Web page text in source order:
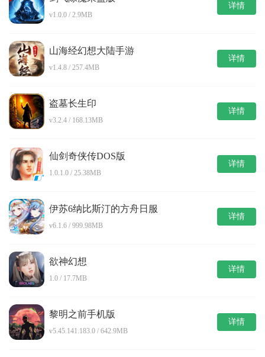
v1.0.0 / 2.9MB
详情
山海经幻想大陆手游
v1.4.8 / 257.4MB
详情
盗墓长生印
v3.2.4 / 168.13MB
详情
仙剑奇侠传DOS版
1.0.1.0 / 25.38MB
详情
伊苏6纳比斯汀的方舟日服
v6.1.6 / 999.98MB
详情
欲神幻想
1.0 / 17.7MB
详情
黎明之前手机版
v5.45.141.183.0 / 642.9MB
详情